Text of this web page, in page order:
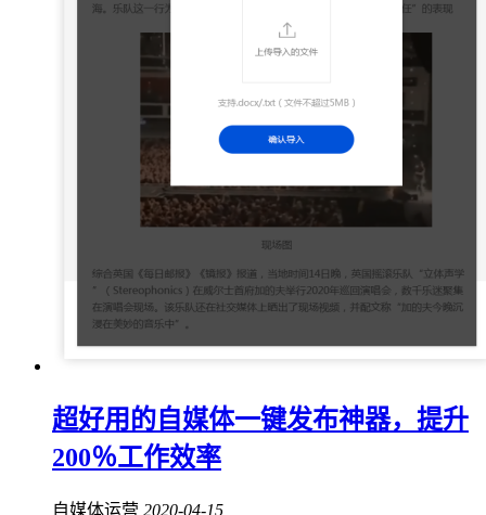
超好用的自媒体一键发布神器，提升
200％工作效率
自媒体运营 2020-04-15